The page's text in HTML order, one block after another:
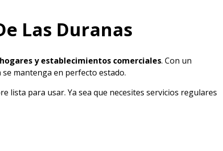
Las Duranas
y establecimientos comerciales. Con un
mantenga en perfecto estado.
lista para usar. Ya sea que necesites servicios regulares